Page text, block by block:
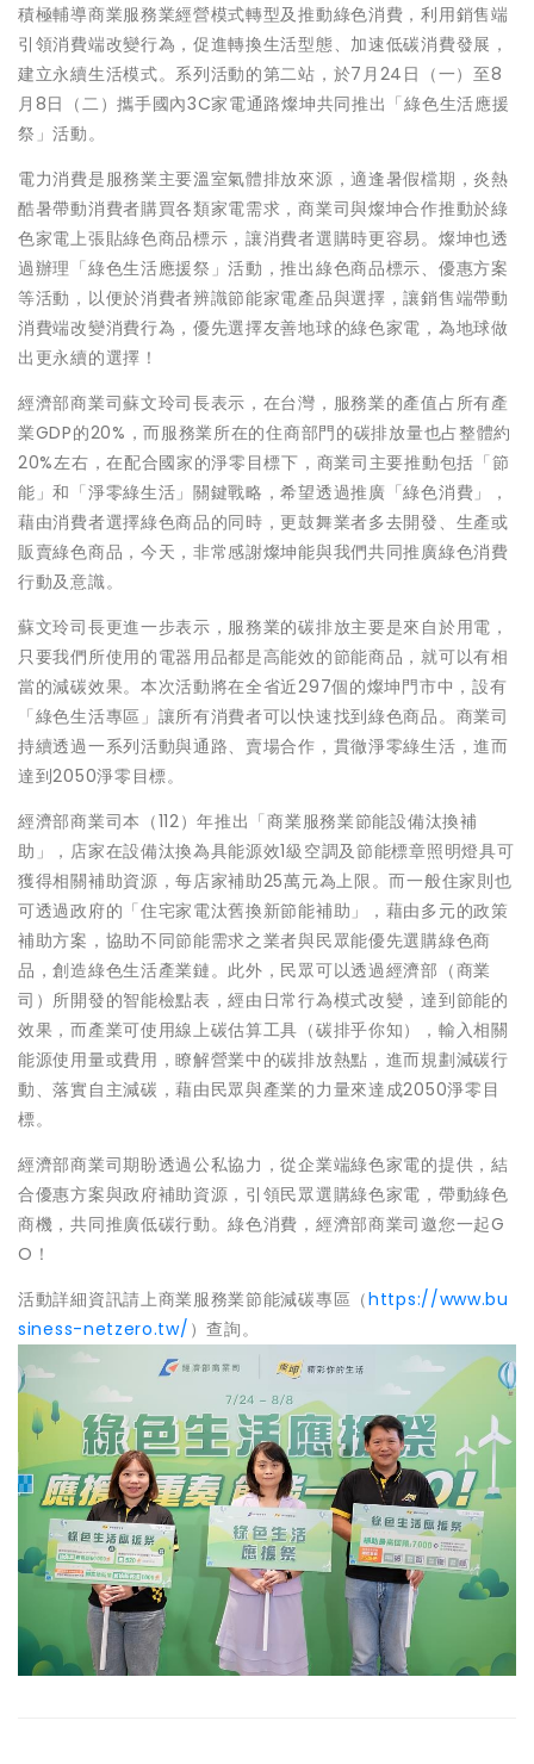
積極輔導商業服務業經營模式轉型及推動綠色消費，利用銷售端
引領消費端改變行為，促進轉換生活型態、加速低碳消費發展，
建立永續生活模式。系列活動的第二站，於7月24日（一）至8
月8日（二）攜手國內3C家電通路燦坤共同推出「綠色生活應援
祭」活動。
電力消費是服務業主要溫室氣體排放來源，適逢暑假檔期，炎熱
酷暑帶動消費者購買各類家電需求，商業司與燦坤合作推動於綠
色家電上張貼綠色商品標示，讓消費者選購時更容易。燦坤也透
過辦理「綠色生活應援祭」活動，推出綠色商品標示、優惠方案
等活動，以便於消費者辨識節能家電產品與選擇，讓銷售端帶動
消費端改變消費行為，優先選擇友善地球的綠色家電，為地球做
出更永續的選擇！
經濟部商業司蘇文玲司長表示，在台灣，服務業的產值占所有產
業GDP的20%，而服務業所在的住商部門的碳排放量也占整體約
20%左右，在配合國家的淨零目標下，商業司主要推動包括「節
能」和「淨零綠生活」關鍵戰略，希望透過推廣「綠色消費」，
藉由消費者選擇綠色商品的同時，更鼓舞業者多去開發、生產或
販賣綠色商品，今天，非常感謝燦坤能與我們共同推廣綠色消費
行動及意識。
蘇文玲司長更進一步表示，服務業的碳排放主要是來自於用電，
只要我們所使用的電器用品都是高能效的節能商品，就可以有相
當的減碳效果。本次活動將在全省近297個的燦坤門市中，設有
「綠色生活專區」讓所有消費者可以快速找到綠色商品。商業司
持續透過一系列活動與通路、賣場合作，貫徹淨零綠生活，進而
達到2050淨零目標。
經濟部商業司本（112）年推出「商業服務業節能設備汰換補
助」，店家在設備汰換為具能源效1級空調及節能標章照明燈具可
獲得相關補助資源，每店家補助25萬元為上限。而一般住家則也
可透過政府的「住宅家電汰舊換新節能補助」，藉由多元的政策
補助方案，協助不同節能需求之業者與民眾能優先選購綠色商
品，創造綠色生活產業鏈。此外，民眾可以透過經濟部（商業
司）所開發的智能檢點表，經由日常行為模式改變，達到節能的
效果，而產業可使用線上碳估算工具（碳排乎你知），輸入相關
能源使用量或費用，瞭解營業中的碳排放熱點，進而規劃減碳行
動、落實自主減碳，藉由民眾與產業的力量來達成2050淨零目
標。
經濟部商業司期盼透過公私協力，從企業端綠色家電的提供，結
合優惠方案與政府補助資源，引領民眾選購綠色家電，帶動綠色
商機，共同推廣低碳行動。綠色消費，經濟部商業司邀您一起G
O！
活動詳細資訊請上商業服務業節能減碳專區（https://www.bu
siness-netzero.tw/ ）查詢。